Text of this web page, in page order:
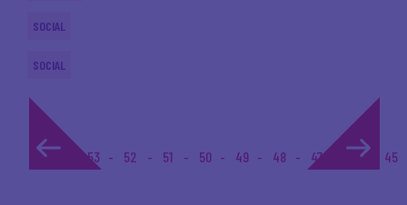
SOCIAL
SOCIAL
1... 53 52 51 50 49 48 47 46 45